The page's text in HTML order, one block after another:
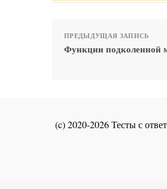
ПРЕДЫДУЩАЯ ЗАПИСЬ
Функции
(c) 2020-2026 Тесты с